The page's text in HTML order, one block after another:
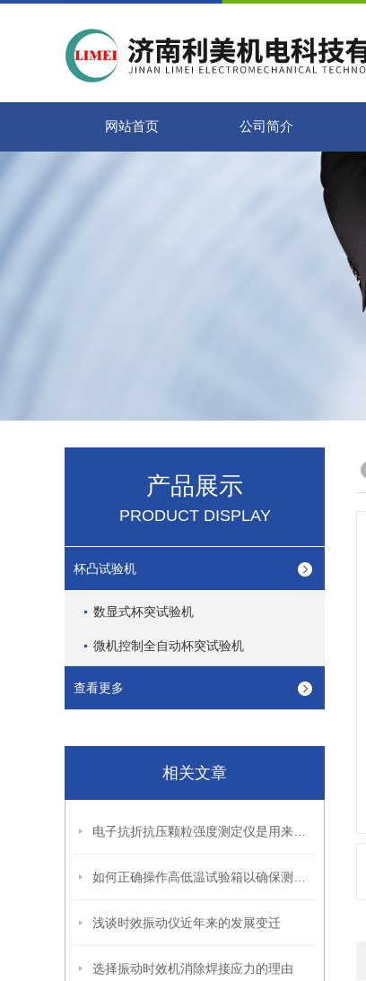
网站首页 公司简介
产品展示
PRODUCT DISPLAY
杯凸试验机
数显式杯突试验机
微机控制全自动杯突试验机
查看更多
相关文章
浅谈时效振动仪近年来的发展变迁
选择振动时效机消除焊接应力的理由